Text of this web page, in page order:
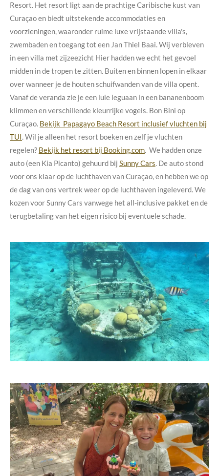
Resort. Het resort ligt aan de prachtige Caribische kust van
Curaçao en biedt uitstekende accommodaties en
voorzieningen, waaronder ruime luxe vrijstaande villa's,
zwembaden en toegang tot een Jan Thiel Baai. Wij verbleven
in een villa met zijzeezicht Hier hadden we echt het gevoel
midden in de tropen te zitten. Buiten en binnen lopen in elkaar
over wanneer je de houten schuifwanden van de villa opent.
Vanaf de veranda zie je een luie leguaan in een bananenboom
klimmen en verschillende kleurrijke vogels. Bon Bini op
Curaçao. Bekijk Papagayo Beach Resort inclusief vluchten bij
TUI. Wil je alleen het resort boeken en zelf je vluchten
regelen? Bekijk het resort bij Booking.com. We hadden onze
auto (een Kia Picanto) gehuurd bij Sunny Cars. De auto stond
voor ons klaar op de luchthaven van Curaçao, en hebben we op
de dag van ons vertrek weer op de luchthaven ingeleverd. We
kozen voor Sunny Cars vanwege het all-inclusive pakket en de
terugbetaling van het eigen risico bij eventuele schade.